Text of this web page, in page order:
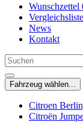
Wunschzettel
Vergleichsliste
News
Kontakt
Fahrzeug wählen...
Citroen
Citroën